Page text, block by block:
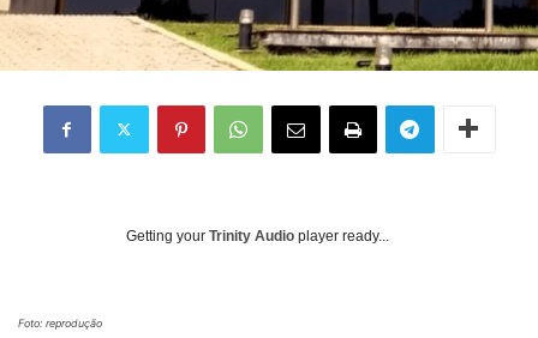
Getting your Trinity Audio player ready...
Foto: reprodução